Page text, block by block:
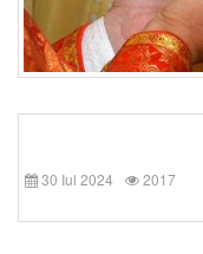
30 Iul 2024 2017